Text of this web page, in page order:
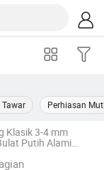
Perhiasan
Klasik 3-4 mm
Putih Alami